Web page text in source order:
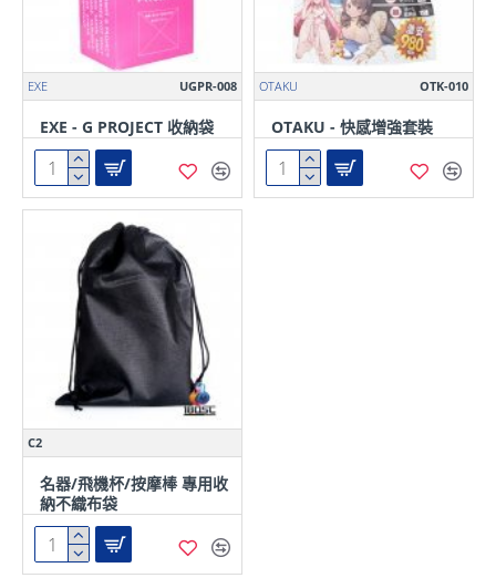
EXE UGPR-008
EXE - G PROJECT 收納袋
OTAKU OTK-010
OTAKU - 快感增強套裝
C2
名器/飛機杯/按摩棒 專用收
納不織布袋